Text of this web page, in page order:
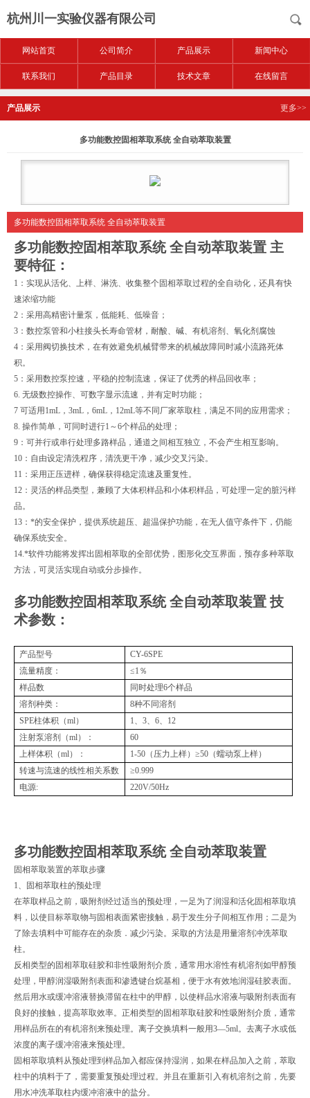
杭州川一实验仪器有限公司
网站首页 公司简介 产品展示 新闻中心
联系我们 产品目录 技术文章 在线留言
产品展示 更多>>
多功能数控固相萃取系统 全自动萃取装置
多功能数控固相萃取系统 全自动萃取装置
多功能数控固相萃取系统 全自动萃取装置 主
要特征：
1：实现从活化、上样、淋洗、收集整个固相萃取过程的全自动化，还具有快
速浓缩功能
2：采用高精密计量泵，低能耗、低噪音；
3：数控泵管和小柱接头长寿命管材，耐酸、碱、有机溶剂、氧化剂腐蚀
4：采用阀切换技术，在有效避免机械臂带来的机械故障同时减小流路死体
积。
5：采用数控泵控速，平稳的控制流速，保证了优秀的样品回收率；
6. 无级数控操作、可数字显示流速，并有定时功能；
7 可适用1mL，3mL，6mL，12mL等不同厂家萃取柱，满足不同的应用需求；
8. 操作简单，可同时进行1～6个样品的处理；
9：可并行或串行处理多路样品，通道之间相互独立，不会产生相互影响。
10：自由设定清洗程序，清洗更干净，减少交叉污染。
11：采用正压进样，确保获得稳定流速及重复性。
12：灵活的样品类型，兼顾了大体积样品和小体积样品，可处理一定的脏污样
品。
13：*的安全保护，提供系统超压、超温保护功能，在无人值守条件下，仍能
确保系统安全。
14.*软件功能将发挥出固相萃取的全部优势，图形化交互界面，预存多种萃取
方法，可灵活实现自动或分步操作。
多功能数控固相萃取系统 全自动萃取装置 技
术参数：
产品型号
CY-6SPE
流量精度：
≤1％
样品数
同时处理6个样品
溶剂种类：
8种不同溶剂
SPE柱体积（ml）
1、3、6、12
注射泵溶剂（ml）：
60
上样体积（ml）：
1-50（压力上样）≥50（蠕动泵上样）
转速与流速的线性相关系数
≥0.999
电源: 220V/50Hz
多功能数控固相萃取系统 全自动萃取装置
固相萃取装置的萃取步骤
1、固相萃取柱的预处理
在萃取样品之前，吸附剂经过适当的预处理，一足为了润湿和活化固相萃取填
料，以使目标萃取物与固相表面紧密接触，易于发生分子间相互作用；二是为
了除去填料中可能存在的杂质．减少污染。采取的方法是用量溶剂冲洗萃取
柱。
反相类型的固相萃取硅胶和非性吸附剂介质，通常用水溶性有机溶剂如甲醇预
处理，甲醇润湿吸附剂表面和渗透键台烷基相，便于水有效地润湿硅胶表面。
然后用水或缓冲溶液替换滞留在柱中的甲醇，以使样品水溶液与吸附剂表面有
良好的接触，提高萃取效率。正相类型的固相萃取硅胶和性吸附剂介质，通常
用样品所在的有机溶剂来预处理。离子交换填料一般用3—5ml。去离子水或低
浓度的离子缓冲溶液来预处理。
固相萃取填料从预处理到样品加入都应保持湿润，如果在样品加入之前，萃取
柱中的填料于了，需要重复预处理过程。并且在重新引入有机溶剂之前，先要
用水冲洗革取柱内缓冲溶液中的盐分。